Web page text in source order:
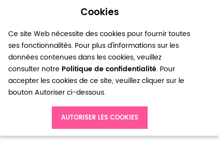
Cookies
Ce site Web nécessite des cookies pour fournir toutes
ses fonctionnalités. Pour plus d'informations sur les
données contenues dans les cookies, veuillez
consulter notre Politique de confidentialité. Pour
accepter les cookies de ce site, veuillez cliquer sur le
bouton Autoriser ci-dessous.
AUTORISER LES COOKIES
0
Accès client